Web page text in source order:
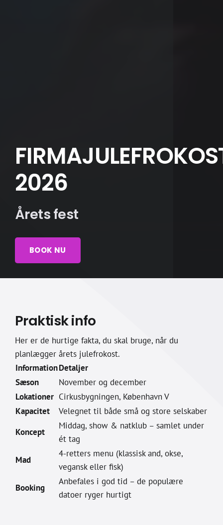
2026
Årets fest
BOOK NU
Praktisk info
Her er de hurtige fakta, du skal bruge, når du
planlægger årets julefrokost.
InformationDetaljer
Sæson
November og december
Lokationer Cirkusbygningen, København V
Kapacitet
Velegnet til både små og store selskaber
Koncept
Middag, show & natklub – samlet under
ét tag
Mad
4-retters menu (klassisk and, okse,
vegansk eller fisk)
Booking
Anbefales i god tid – de populære
datoer ryger hurtigt